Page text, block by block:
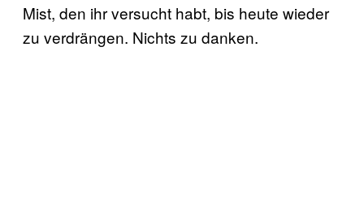
Mist, den ihr versucht habt, bis heute wieder
zu verdrängen. Nichts zu danken.